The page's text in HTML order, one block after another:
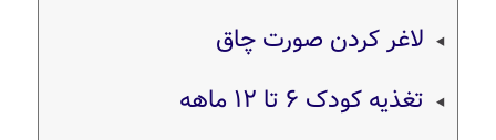
لاغر کردن صورت چاق
تغذیه کودک ۶ تا ۱۲ ماهه